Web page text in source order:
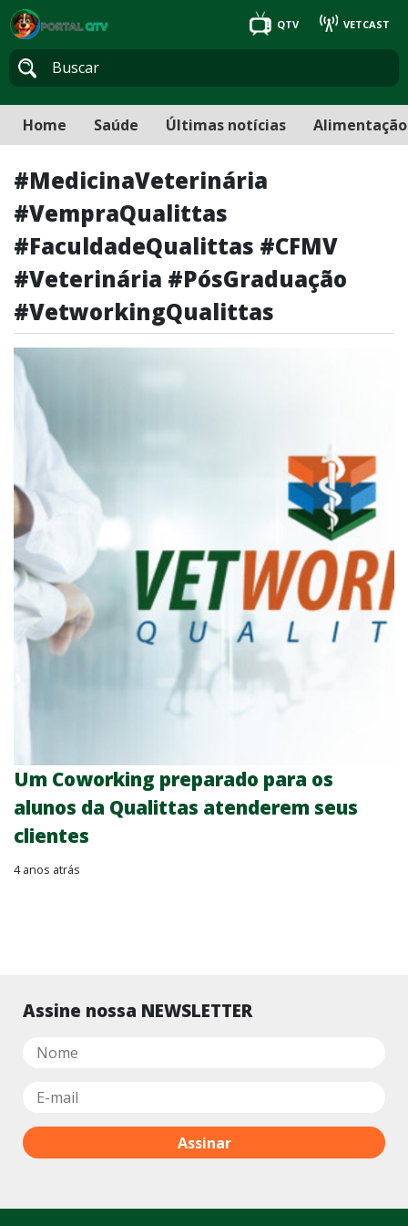
QTV VETCAST
Home Saúde Últimas notícias Alimentação
#MedicinaVeterinária
#VempraQualittas
#FaculdadeQualittas #CFMV
#Veterinária #PósGraduação
#VetworkingQualittas
Um Coworking preparado para os
alunos da Qualittas atenderem seus
clientes
4 anos atrás
Assine nossa NEWSLETTER